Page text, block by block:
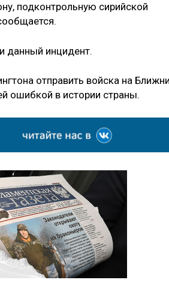
подконтрольную сирийской
данный инцидент.
отправить войска на
ошибкой в истории страны.